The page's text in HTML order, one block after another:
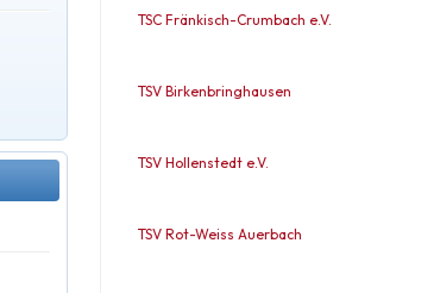
TSC Fränkisch-Crumbach e.V.
TSV Birkenbringhausen
TSV Hollenstedt e.V.
TSV Rot-Weiss Auerbach